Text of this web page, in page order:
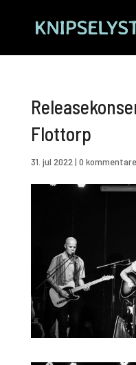
Flottorp
31. jul 2022 | 0